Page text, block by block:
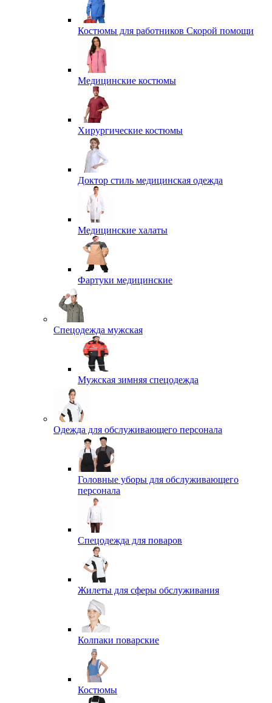
Костюмы для работников Скорой помощи
Медицинские костюмы
Хирургические костюмы
Доктор стиль медицинская одежда
Медицинские халаты
Фартуки медицинские
Спецодежда мужская
Мужская зимняя спецодежда
Одежда для обслуживающего персонала
Головные уборы для обслуживающего
персонала
Спецодежда для поваров
Жилеты для сферы обслуживания
Колпаки поварские
Костюмы